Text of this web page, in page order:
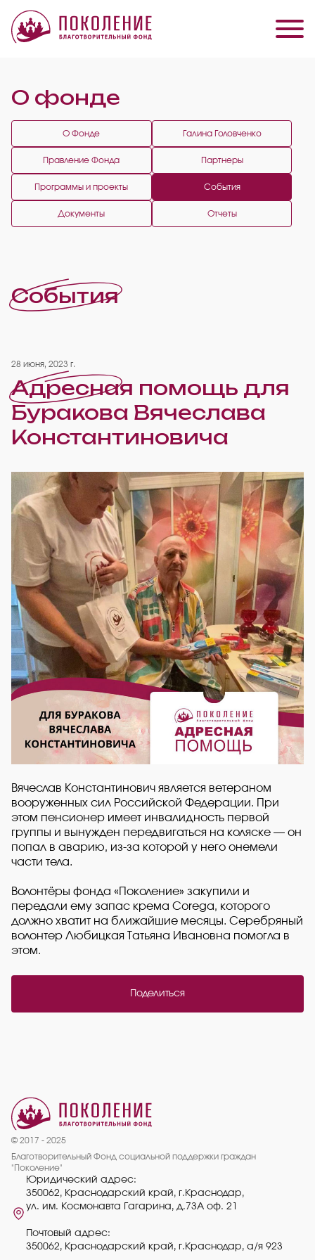
О фонде
О Фонде Галина Головченко
Правление Фонда Партнеры
Программы и проекты События
Документы Отчеты
События
28 июня, 2023 г.
Адресная помощь для
Буракова Вячеслава
Константиновича
Вячеслав Константинович является ветераном
вооруженных сил Российской Федерации. При
этом пенсионер имеет инвалидность первой
группы и вынужден передвигаться на коляске — он
попал в аварию, из-за которой у него онемели
части тела.
Волонтёры фонда «Поколение» закупили и
передали ему запас крема Corega, которого
должно хватит на ближайшие месяцы. Серебряный
волонтер Любицкая Татьяна Ивановна помогла в
этом.
Поделиться
© 2017 - 2025
Благотворительный Фонд социальной поддержки граждан
"Поколение"
Юридический адрес:
350062, Краснодарский край, г.Краснодар,
ул. им. Космонавта Гагарина, д.73А оф. 21
Почтовый адрес:
350062, Краснодарский край, г.Краснодар, а/я 923